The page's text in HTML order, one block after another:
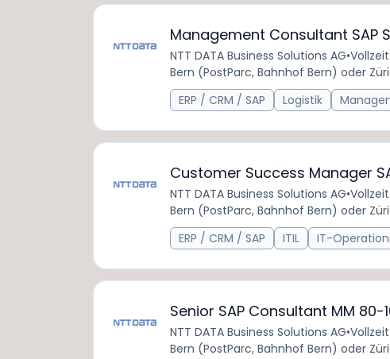
Management Consultant SAP
NTT DATA Business Solutions AG•
Bern (PostParc, Bahnhof Bern) oder
ERP / CRM / SAP
Logistik
Customer Success Manager
NTT DATA Business Solutions AG•
Bern (PostParc, Bahnhof Bern) oder
ERP / CRM / SAP
ITIL IT-
Senior SAP Consultant MM
NTT DATA Business Solutions AG•
Bern (PostParc, Bahnhof Bern) oder